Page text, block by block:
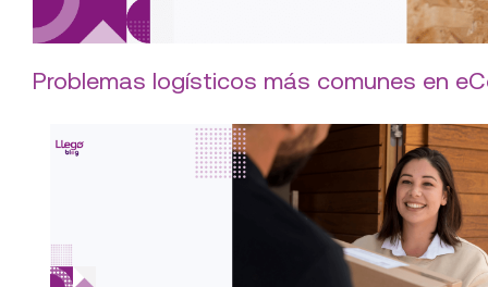
Problemas logísticos más comunes en